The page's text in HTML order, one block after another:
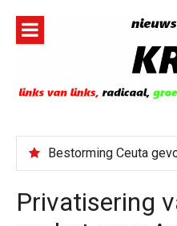
inhoud
Privatisering